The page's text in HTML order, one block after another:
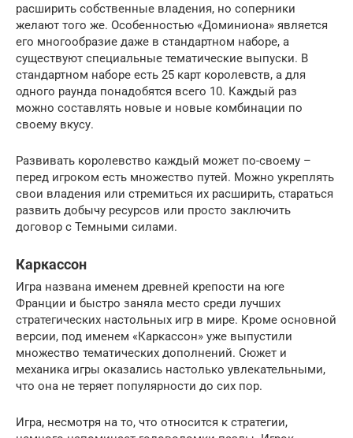
расширить собственные владения, но соперники
желают того же. Особенностью «Доминиона» является
его многообразие даже в стандартном наборе, а
существуют специальные тематические выпуски. В
стандартном наборе есть 25 карт королевств, а для
одного раунда понадобятся всего 10. Каждый раз
можно составлять новые и новые комбинации по
своему вкусу.
Развивать королевство каждый может по-своему –
перед игроком есть множество путей. Можно укреплять
свои владения или стремиться их расширить, стараться
развить добычу ресурсов или просто заключить
договор с Темными силами.
Каркассон
Игра названа именем древней крепости на юге
Франции и быстро заняла место среди лучших
стратегических настольных игр в мире. Кроме основной
версии, под именем «Каркассон» уже выпустили
множество тематических дополнений. Сюжет и
механика игры оказались настолько увлекательными,
что она не теряет популярности до сих пор.
Игра, несмотря на то, что относится к стратегии,